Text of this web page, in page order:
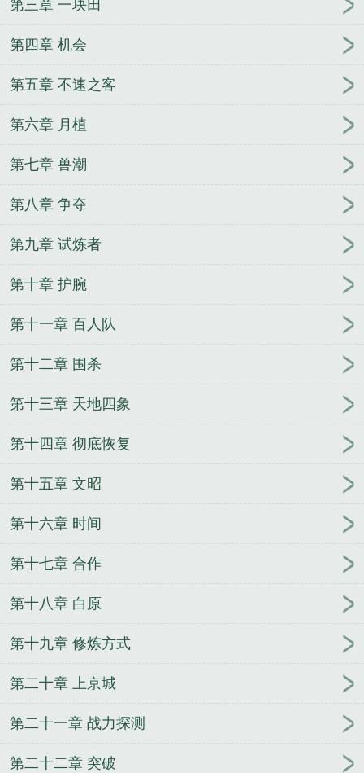
第三章 一块田
第四章 机会
第五章 不速之客
第六章 月植
第七章 兽潮
第八章 争夺
第九章 试炼者
第十章 护腕
第十一章 百人队
第十二章 围杀
第十三章 天地四象
第十四章 彻底恢复
第十五章 文昭
第十六章 时间
第十七章 合作
第十八章 白原
第十九章 修炼方式
第二十章 上京城
第二十一章 战力探测
第二十二章 突破